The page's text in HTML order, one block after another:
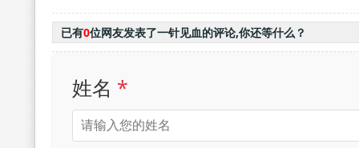
已有0位网友发表了一针见血的评论,你还等什么？
姓名 *